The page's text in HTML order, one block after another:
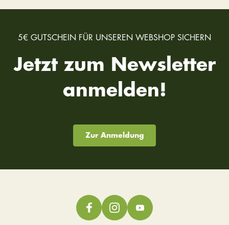
5€ GUTSCHEIN FÜR UNSEREN WEBSHOP SICHERN
Jetzt zum Newsletter
anmelden!
Zur Anmeldung